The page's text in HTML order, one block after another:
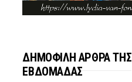
ΔΗΜΟΦΙΛΗ ΑΡΘΡΑ ΤΗΣ
ΕΒΔΟΜΑΔΑΣ